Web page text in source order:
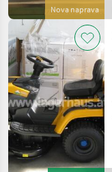
Nova naprava